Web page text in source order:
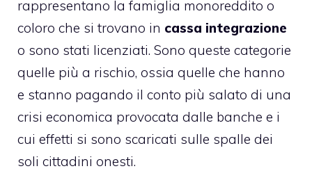
rappresentano la famiglia monoreddito o
coloro che si trovano in cassa integrazione
o sono stati licenziati. Sono queste categorie
quelle più a rischio, ossia quelle che hanno
e stanno pagando il conto più salato di una
crisi economica provocata dalle banche e i
cui effetti si sono scaricati sulle spalle dei
soli cittadini onesti.